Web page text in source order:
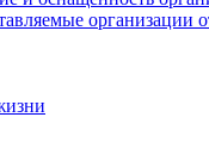
организации